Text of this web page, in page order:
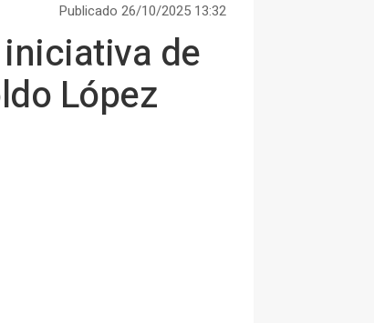
Publicado 26/10/2025 13:32
de
López